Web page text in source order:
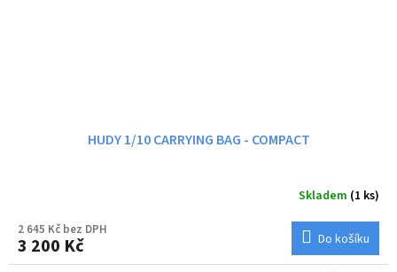
HUDY 1/10 CARRYING BAG - COMPACT
Skladem (1 ks)
2 645 Kč bez DPH
3 200 Kč Do košíku